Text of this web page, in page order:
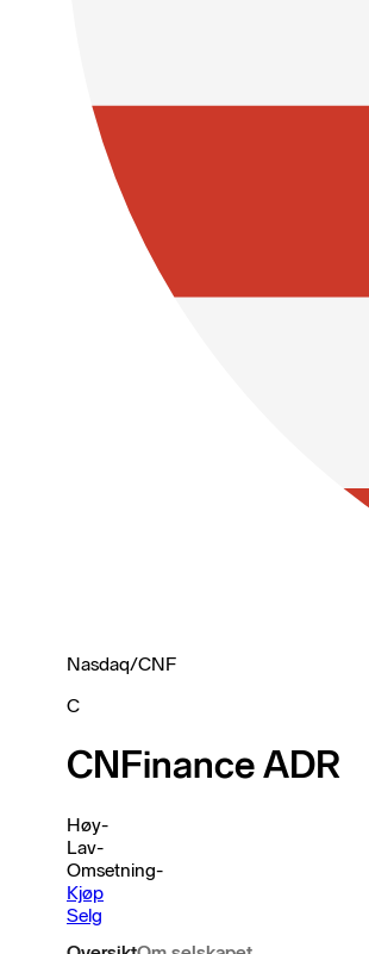
Nasdaq/CNF
C
CNFinance ADR
Høy-
Lav-
Omsetning-
Kjøp
Selg